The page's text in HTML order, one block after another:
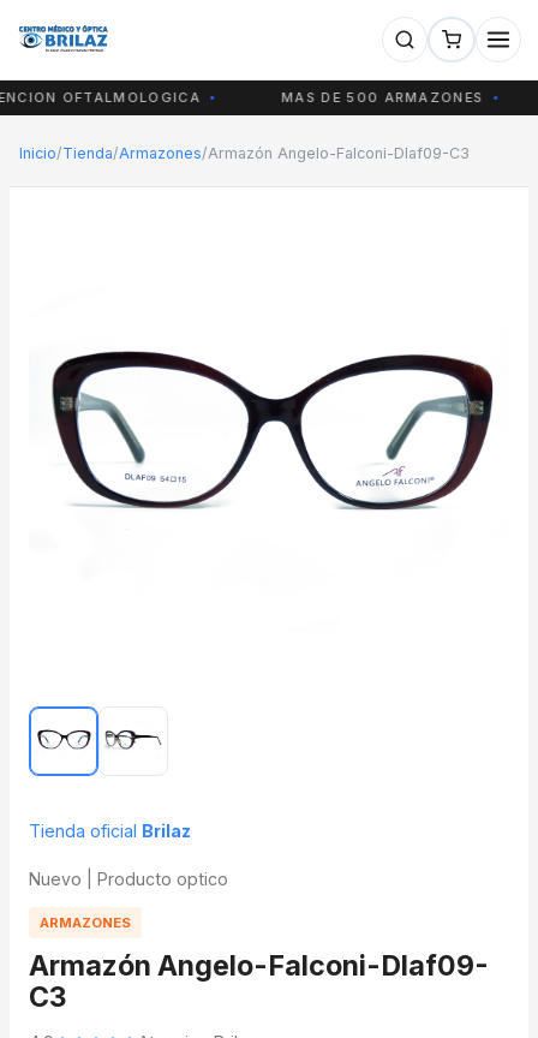
OFTALMOLOGICA MAS DE 500 ARMAZONES
Inicio/Tienda/Armazones/Armazón Angelo-Falconi-Dlaf09-C3
Tienda oficial Brilaz
Nuevo | Producto optico
ARMAZONES
Armazón Angelo-Falconi-Dlaf09-
C3